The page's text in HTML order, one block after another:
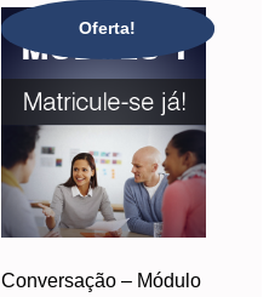
Oferta!
Conversação – Módulo